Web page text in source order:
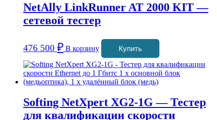
NetAlly LinkRunner AT 2000 KIT —
сетевой тестер
476 500 ₽ В корзину Купить
Softing NetXpert XG2-1G — Тестер
для квалификации скорости